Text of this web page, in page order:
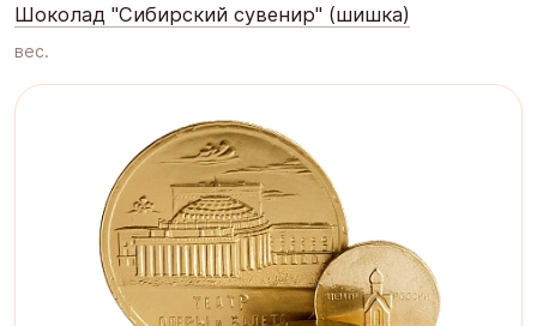
Шоколад "Сибирский сувенир" (шишка)
вес.